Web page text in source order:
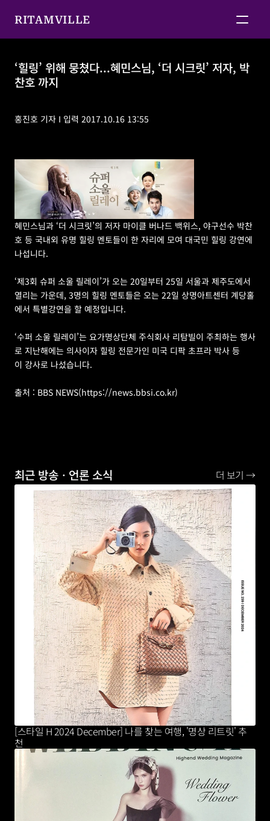
RITAMVILLE
‘힐링’ 위해 뭉쳤다...혜민스님, ‘더 시크릿’ 저자, 박
찬호 까지
홍진호 기자 I 입력 2017.10.16 13:55
혜민스님과 ‘더 시크릿’의 저자 마이클 버나드 백위스, 야구선수 박찬
호 등 국내외 유명 힐링 멘토들이 한 자리에 모여 대국민 힐링 강연에
나섭니다.
‘제3회 슈퍼 소울 릴레이’가 오는 20일부터 25일 서울과 제주도에서
열리는 가운데, 3명의 힐링 멘토들은 오는 22일 상명아트센터 계당홀
에서 특별강연을 할 예정입니다.
‘수퍼 소울 릴레이’는 요가명상단체 주식회사 리탐빌이 주최하는 행사
로 지난해에는 의사이자 힐링 전문가인 미국 디팍 초프라 박사 등
이 강사로 나섰습니다.
출처 : BBS NEWS(https://news.bbsi.co.kr)
최근 방송ㆍ언론 소식 더 보기 →
[스타일 H 2024 December] 나를 찾는 여행, '명상 리트릿' 추
천